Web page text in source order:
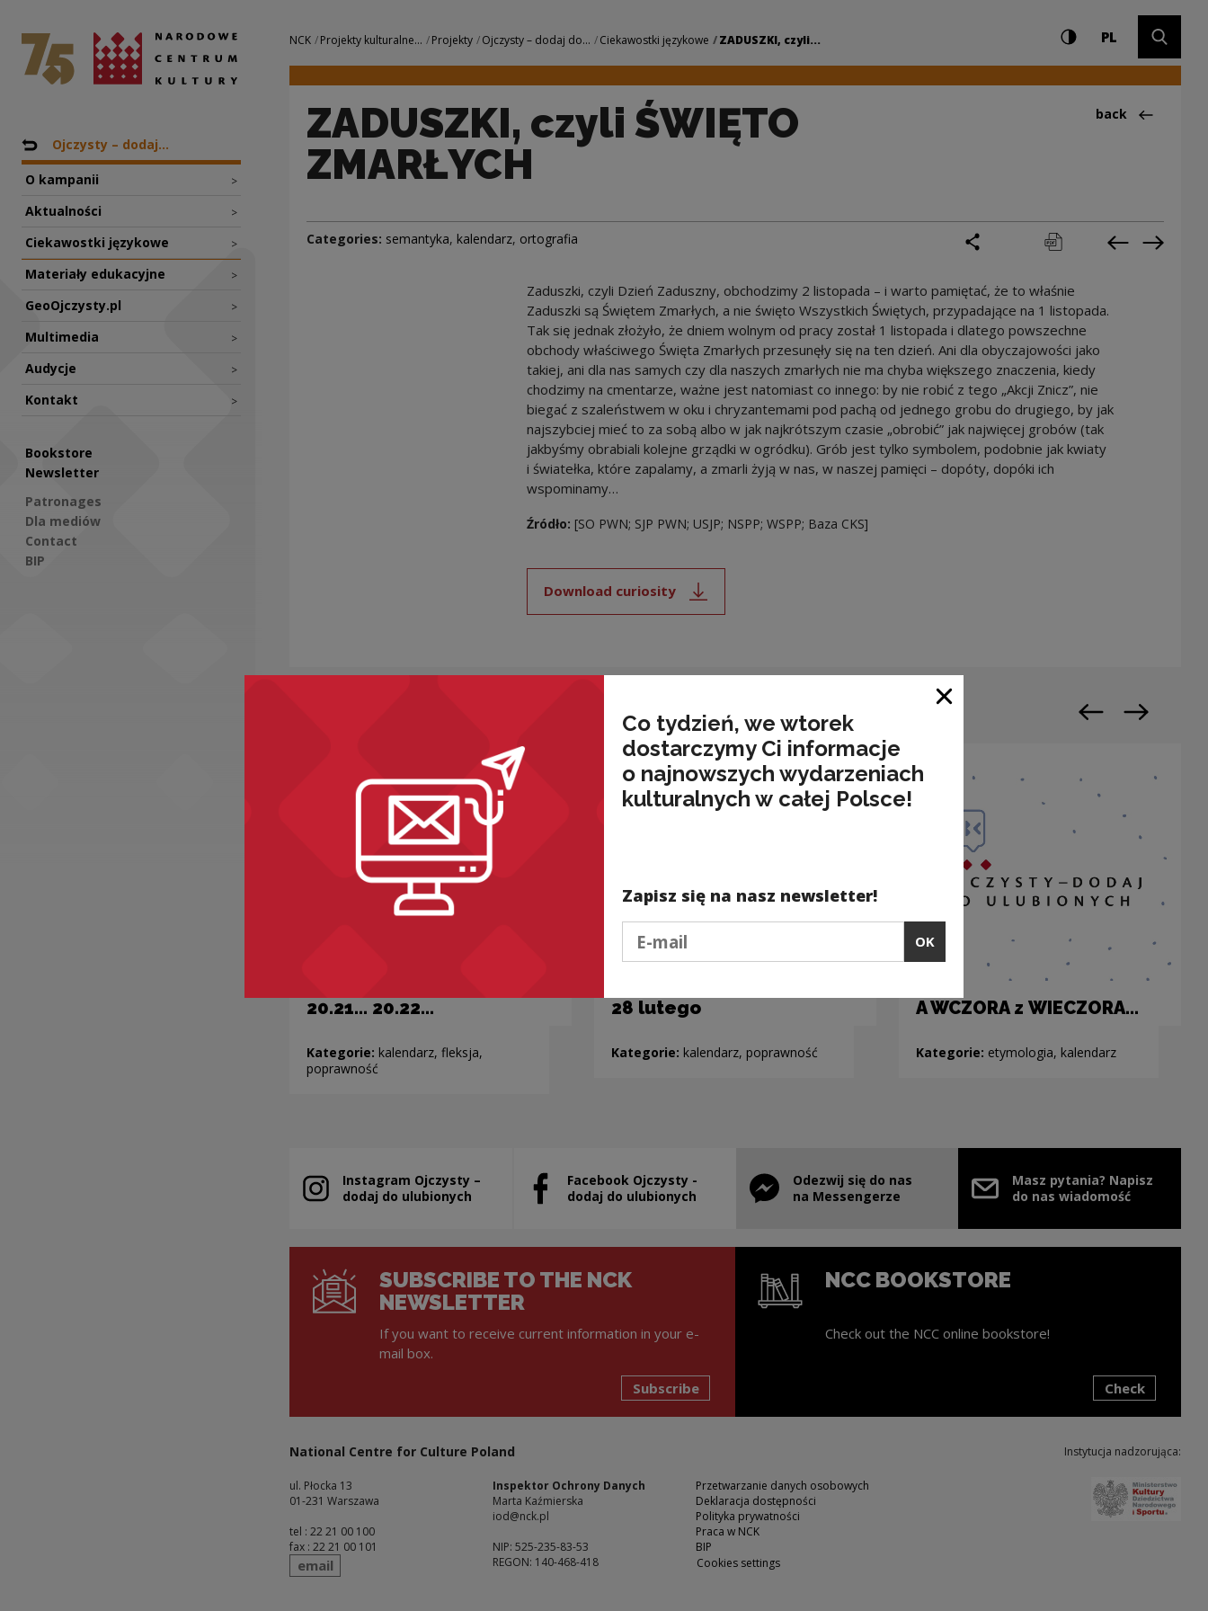
ZADUSZKI, czyli ŚWIĘTO ZMARŁYCH | Narodowe Centrum
National Centre for Culture Poland
Nawigacja
Back to: Projekty
Ojczysty – dodaj...
O kampanii >
Aktualności >
Ciekawostki językowe >
Materiały edukacyjne >
GeoOjczysty.pl >
Multimedia >
Audycje >
Kontakt >
Bookstore
Newsletter
Patronages
Dla mediów
Contact
BIP
Navigation
NCK Projekty kulturalne... Projekty Ojczysty – dodaj do... Ciekawostki językowe ZADUSZKI, czyli... Settings and search
High contrast
PLCHANGE
ZADUSZKI, czyli ŚWIĘTO
ZMARŁYCH
Back
back
Categories: semantyka, kalendarz, ortografia print pobierz Previous
Next
Zaduszki, czyli Dzień Zaduszny, obchodzimy 2 listopada – i warto pamiętać, że to właśnie
Zaduszki są Świętem Zmarłych, a nie święto Wszystkich Świętych, przypadające na 1 listopada.
Tak się jednak złożyło, że dniem wolnym od pracy został 1 listopada i dlatego powszechne
obchody właściwego Święta Zmarłych przesunęły się na ten dzień. Ani dla obyczajowości jako
takiej, ani dla nas samych czy dla naszych zmarłych nie ma chyba większego znaczenia, kiedy
chodzimy na cmentarze, ważne jest natomiast co innego: by nie robić z tego „Akcji Znicz”, nie
biegać z szaleństwem w oku i chryzantemami pod pachą od jednego grobu do drugiego, by jak
najszybciej mieć to za sobą albo w jak najkrótszym czasie „obrobić” jak najwięcej grobów (tak
jakbyśmy obrabiali kolejne grządki w ogródku). Grób jest tylko symbolem, podobnie jak kwiaty
i światełka, które zapalamy, a zmarli żyją w nas, w naszej pamięci – dopóty, dopóki ich
wspominamy…
Źródło: [SO PWN; SJP PWN; USJP; NSPP; WSPP; Baza CKS]
Download curiosity
Note, the link will open in a new window
20.21… 20.22…
Kategorie: kalendarz, fleksja,
poprawność
28 lutego
Kategorie: kalendarz, poprawność
A WCZORA z WIECZORA...
Kategorie: etymologia, kalendarz
Previous slide
Next slide
Instagram Ojczysty –
dodaj do ulubionych
Note, the link will open in a new window
Facebook Ojczysty -
dodaj do ulubionych
Note, the link will open in a new window
Odezwij się do nas
na Messengerze
Note, the link will open in a new window
Masz pytania? Napisz
do nas wiadomość
SUBSCRIBE TO THE NCK
NEWSLETTER
If you want to receive current information in your e-
mail box.
Subscribe
NCC BOOKSTORE
Check out the NCC online bookstore!
Check
National Centre for Culture Poland
ul. Płocka 13
01-231 Warszawa
tel : 22 21 00 100
fax : 22 21 00 101
send
email
Inspektor Ochrony Danych
Marta Kaźmierska
iod@nck.pl
NIP: 525-235-83-53
REGON: 140-468-418
Przetwarzanie danych osobowych
Deklaracja dostępności
Polityka prywatności
Praca w NCK
BIP
Cookies settings
Instytucja nadzorująca:
Co tydzień, we wtorek
dostarczymy Ci informacje
o najnowszych wydarzeniach
kulturalnych w całej Polsce!
Zapisz się na nasz newsletter!
OK